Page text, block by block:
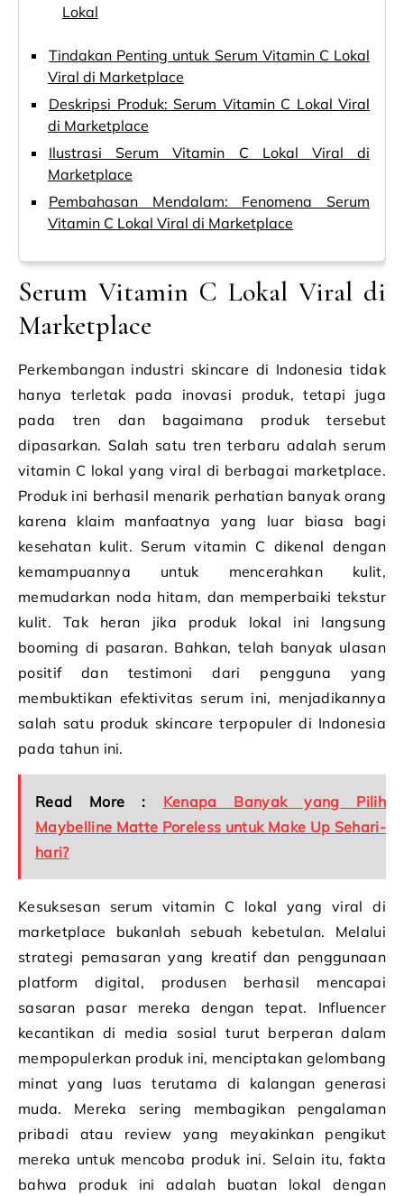
Lokal
Tindakan Penting untuk Serum Vitamin C Lokal
Viral di Marketplace
Deskripsi Produk: Serum Vitamin C Lokal Viral
di Marketplace
Ilustrasi Serum Vitamin C Lokal Viral di
Marketplace
Pembahasan Mendalam: Fenomena Serum
Vitamin C Lokal Viral di Marketplace
Serum Vitamin C Lokal Viral di
Marketplace
Perkembangan industri skincare di Indonesia tidak
hanya terletak pada inovasi produk, tetapi juga
pada tren dan bagaimana produk tersebut
dipasarkan. Salah satu tren terbaru adalah serum
vitamin C lokal yang viral di berbagai marketplace.
Produk ini berhasil menarik perhatian banyak orang
karena klaim manfaatnya yang luar biasa bagi
kesehatan kulit. Serum vitamin C dikenal dengan
kemampuannya untuk mencerahkan kulit,
memudarkan noda hitam, dan memperbaiki tekstur
kulit. Tak heran jika produk lokal ini langsung
booming di pasaran. Bahkan, telah banyak ulasan
positif dan testimoni dari pengguna yang
membuktikan efektivitas serum ini, menjadikannya
salah satu produk skincare terpopuler di Indonesia
pada tahun ini.
Read More : Kenapa Banyak yang Pilih
Maybelline Matte Poreless untuk Make Up Sehari-
hari?
Kesuksesan serum vitamin C lokal yang viral di
marketplace bukanlah sebuah kebetulan. Melalui
strategi pemasaran yang kreatif dan penggunaan
platform digital, produsen berhasil mencapai
sasaran pasar mereka dengan tepat. Influencer
kecantikan di media sosial turut berperan dalam
mempopulerkan produk ini, menciptakan gelombang
minat yang luas terutama di kalangan generasi
muda. Mereka sering membagikan pengalaman
pribadi atau review yang meyakinkan pengikut
mereka untuk mencoba produk ini. Selain itu, fakta
bahwa produk ini adalah buatan lokal dengan